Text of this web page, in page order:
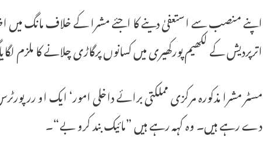
اپنے منصب سے استعفیٰ دینے کا اجئے مشرا کے خلاف مانگ میں
اترپردیش کے لکھیم پورکھیری میں کسانوں پرگاڑی چلانے کا ملزم
مسٹر مشرا مذکورہ مرکزی مملکتی برائے داخلی امور‘ ایک او
دے رہے ہیں۔ وہ کہہ رہے ہیں ”مائیک بند کرو بے“۔